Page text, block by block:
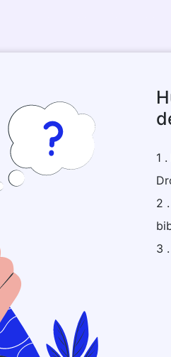
1
2
3